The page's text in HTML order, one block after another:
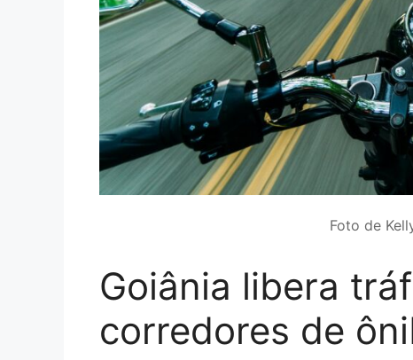
Foto de
Goiânia libera
corredores de